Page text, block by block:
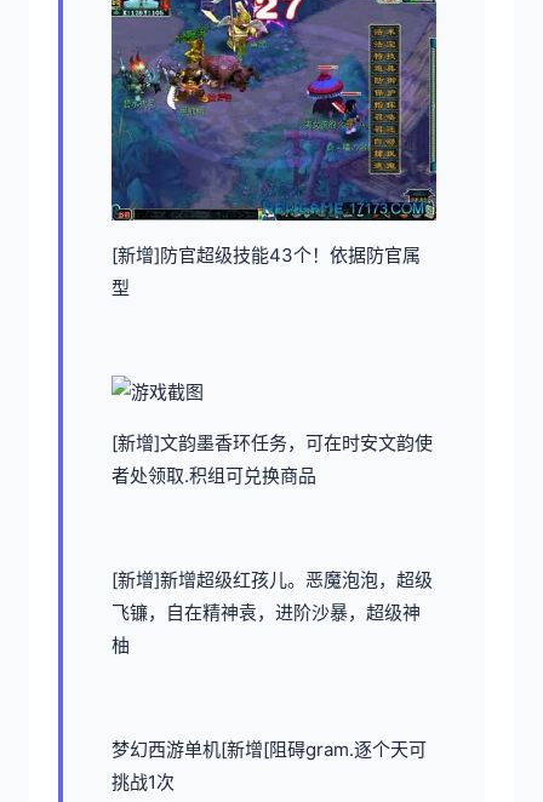
[新增]防官超级技能43个！依据防官属
型
[新增]文韵墨香环任务，可在时安文韵使
者处领取.积组可兑换商品
[新增]新增超级红孩儿。恶魔泡泡，超级
飞镰，自在精神袁，进阶沙暴，超级神
柚
梦幻西游单机[新增[阻碍gram.逐个天可
挑战1次